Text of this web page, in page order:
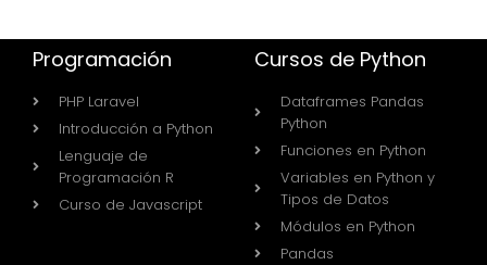
Programación
PHP Laravel
Introducción a Python
Lenguaje de
Programación R
Curso de Javascript
Cursos de Python
Dataframes Pandas
Python
Funciones en Python
Variables en Python y
Tipos de Datos
Módulos en Python
Pandas